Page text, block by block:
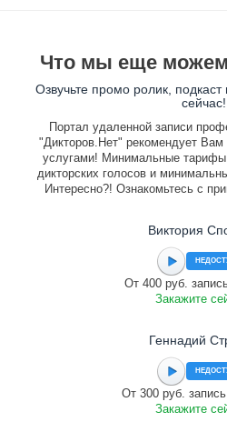
Что мы еще
Озвучьте промо ролик,
сейчас!
Портал удаленной записи
"Дикторов.Нет" рекомендует
услугами! Минимальные тарифы
дикторских голосов и
Интересно?! Ознакомьтесь с
Виктория
От 400 руб.
Закажите
Геннадий
От 300 руб.
Закажите